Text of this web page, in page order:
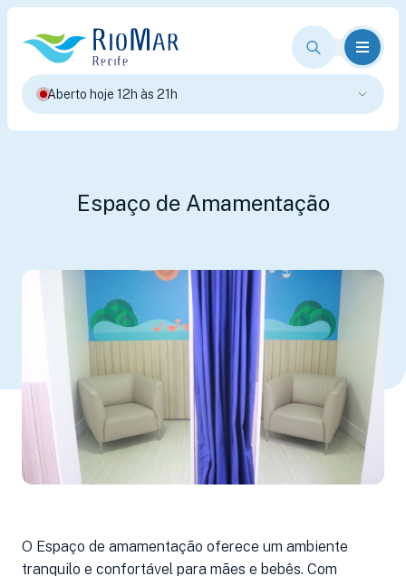
Aberto hoje 12h às 21h
Espaço de Amamentação
O Espaço de amamentação oferece um ambiente
tranquilo e confortável para mães e bebês. Com